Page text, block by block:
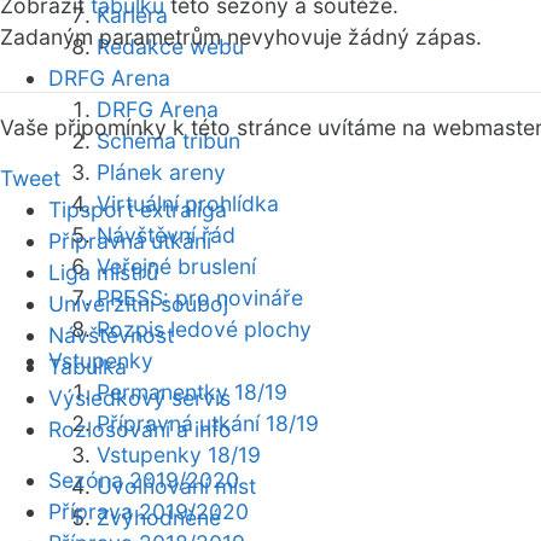
Kariéra
Redakce webu
DRFG Arena
DRFG Arena
Schéma tribun
Plánek areny
Virtuální prohlídka
Návštěvní řád
Veřejné bruslení
PRESS: pro novináře
Rozpis ledové plochy
Vstupenky
Permanentky 18/19
Přípravná utkání 18/19
Vstupenky 18/19
Uvolňování míst
Zvýhodněné
Zobrazit tabulku této sezóny a soutěže.
Zadaným parametrům nevyhovuje žádný zápas.
Vaše připomínky k této stránce uvítáme na webmaster
Tweet
Tipsport extraliga
Přípravná utkání
Liga mistrů
Univerzitní souboj
Návštěvnost
Tabulka
Výsledkový servis
Rozlosování a info
Sezóna 2019/2020
Příprava 2019/2020